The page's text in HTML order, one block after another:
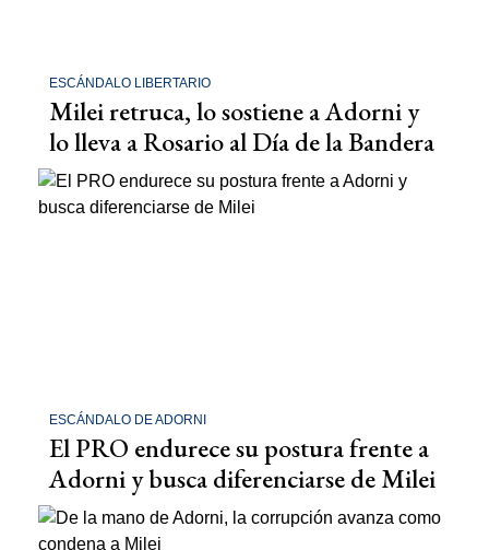
ESCÁNDALO LIBERTARIO
Milei retruca, lo sostiene a Adorni y
lo lleva a Rosario al Día de la Bandera
ESCÁNDALO DE ADORNI
El PRO endurece su postura frente a
Adorni y busca diferenciarse de Milei